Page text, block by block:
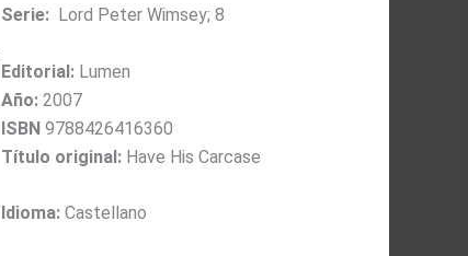
Serie: Lord Peter Wimsey; 8
Editorial: Lumen
Año: 2007
ISBN 9788426416360
Título original: Have His Carcase
Idioma: Castellano